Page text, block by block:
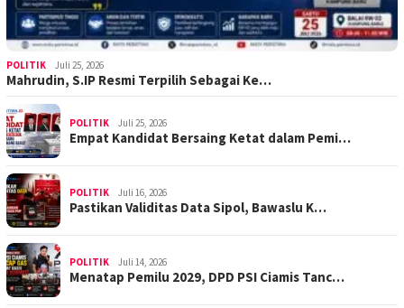
POLITIK Juli 25, 2026
Mahrudin, S.IP Resmi Terpilih Sebagai Ke…
POLITIK Juli 25, 2026
Empat Kandidat Bersaing Ketat dalam Pemi…
POLITIK Juli 16, 2026
Pastikan Validitas Data Sipol, Bawaslu K…
POLITIK Juli 14, 2026
Menatap Pemilu 2029, DPD PSI Ciamis Tanc…